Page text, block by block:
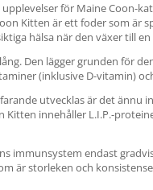
för Maine
Kitten är ett foder som
hälsa när den växer till
Den lägger grunden för
(inklusive D-vitamin)
utvecklas är det
Kitten innehåller L.I.P.-
immunsystem endast
är storleken och